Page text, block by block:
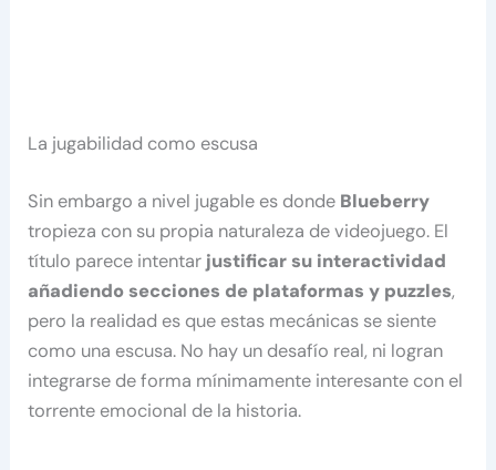
La jugabilidad como escusa
Sin embargo a nivel jugable es donde Blueberry
tropieza con su propia naturaleza de videojuego. El
título parece intentar justificar su interactividad
añadiendo secciones de plataformas y puzzles,
pero la realidad es que estas mecánicas se siente
como una escusa. No hay un desafío real, ni logran
integrarse de forma mínimamente interesante con el
torrente emocional de la historia.